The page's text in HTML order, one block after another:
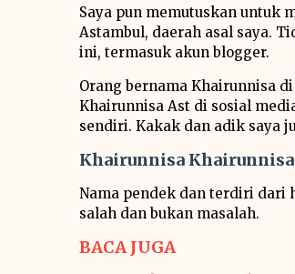
Saya pun memutuskan untuk
Astambul, daerah asal saya.
ini, termasuk akun blogger.
Orang bernama Khairunnisa
Khairunnisa Ast di sosial
sendiri. Kakak dan adik saya
Khairunnisa Khairunnisa
Nama pendek dan terdiri dari
salah dan bukan masalah.
BACA JUGA